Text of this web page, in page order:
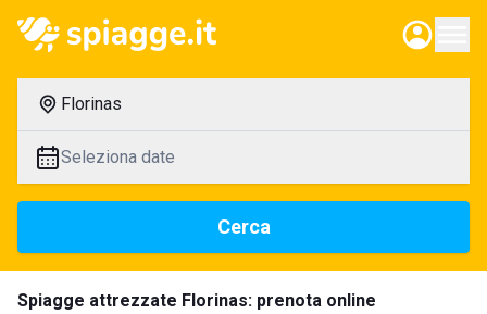
Florinas
Seleziona date
Cerca
Spiagge attrezzate Florinas: prenota online